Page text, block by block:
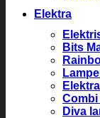
Elektra
Bits
Diva